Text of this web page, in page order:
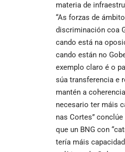
materia de
“As forzas de
discriminación coa
cando está na
cando están no
exemplo claro é o
súa transferencia e
mantén a
necesario ter máis
nas Cortes”
que un BNG con
tería máis